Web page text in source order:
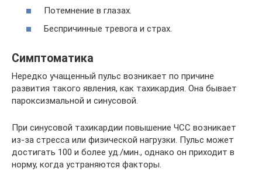
Потемнение в глазах.
Беспричинные тревога и страх.
Симптоматика
Нередко учащенный пульс возникает по причине
развития такого явления, как тахикардия. Она бывает
пароксизмальной и синусовой.
При синусовой тахикардии повышение ЧСС возникает
из-за стресса или физической нагрузки. Пульс может
достигать 100 и более уд./мин., однако он приходит в
норму, когда устраняются факторы.